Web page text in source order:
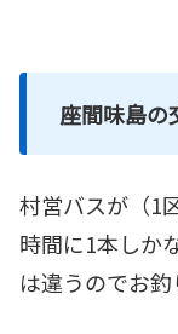
座間味島の
村営バスが（1
時間に1本しか
は違うのでお釣